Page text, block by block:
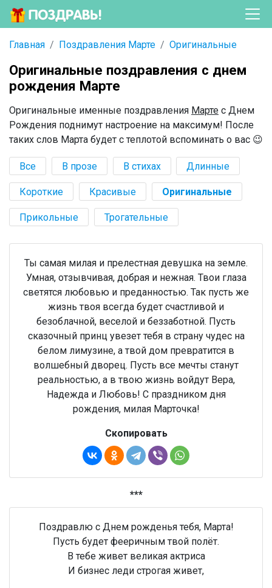
Главная Поздравления Марте Оригинальные
Оригинальные поздравления с днем
рождения Марте
Оригинальные именные поздравления Марте с Днем
Рождения поднимут настроение на максимум! После
таких слов Марта будет с теплотой вспоминать о вас 😉
Все В прозе В стихах Длинные
Короткие Красивые Оригинальные
Прикольные Трогательные
Ты самая милая и прелестная девушка на земле.
Умная, отзывчивая, добрая и нежная. Твои глаза
светятся любовью и преданностью. Так пусть же
жизнь твоя всегда будет счастливой и
безоблачной, веселой и беззаботной. Пусть
сказочный принц увезет тебя в страну чудес на
белом лимузине, а твой дом превратится в
волшебный дворец. Пусть все мечты станут
реальностью, а в твою жизнь войдут Вера,
Надежда и Любовь! С праздником дня
рождения, милая Марточка!
Скопировать
***
Поздравлю с Днем рожденья тебя, Марта!
Пусть будет фееричным твой полёт.
В тебе живет великая актриса
И бизнес леди строгая живет,